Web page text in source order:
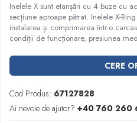
Inelele X sunt etanșări cu 4 buze cu
secțiune aproape pătrat. Inelele X-
instalarea și comprimarea într-o
condiții de funcționare, presiunea
CERE
Cod Produs: 67127828
Ai nevoie de ajutor? +40 760 260